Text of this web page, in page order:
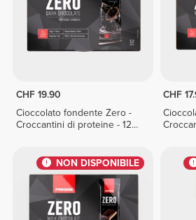
CHF 19.90
Cioccolato fondente Zero -
Croccantini di proteine - 12
CHF
NON DISPONIBILE